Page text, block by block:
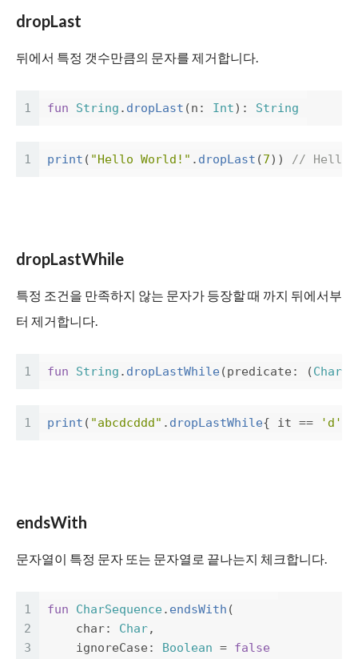
dropLast
뒤에서 특정 갯수만큼의 문자를 제거합니다.
1 fun String . dropLast (n : Int): String
1 print ( "Hello World!" . dropLast (7)) // Hello
dropLastWhile
특정 조건을 만족하지 않는 문자가 등장할 때 까지 뒤에서부
터 제거합니다.
1 fun String . dropLastWhile(predicate : (Char
1 print ( "abcdcddd" . dropLastWhile{ it == 'd'
endsWith
문자열이 특정 문자 또는 문자열로 끝나는지 체크합니다.
1
2
3
fun CharSequence. endsWith (
char: Char,
ignoreCase : Boolean = false